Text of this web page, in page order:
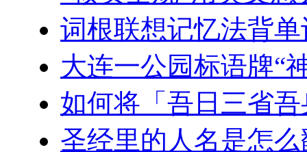
词根联想记忆法背
大连一公园标语牌“
如何将「吾日三省
圣经里的人名是怎